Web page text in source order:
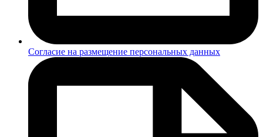
Согласие на размещение персональных данных